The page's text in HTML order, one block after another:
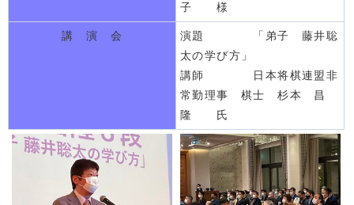
子 様
講 演 会
演題 「弟子 藤井聡
太の学び方」
講師 日本将棋連盟非
常勤理事 棋士 杉本 昌
隆 氏